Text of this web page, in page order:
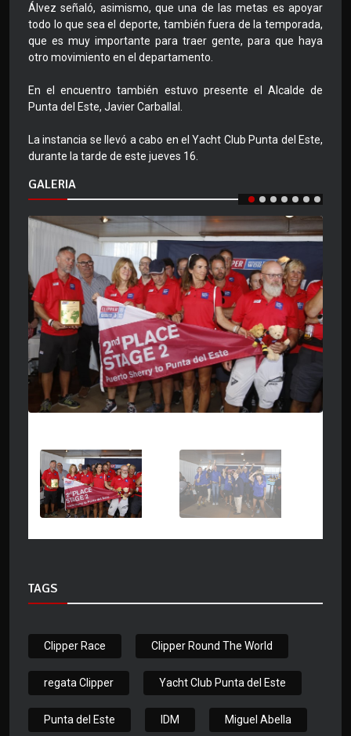
Álvez señaló, asimismo, que una de las metas es apoyar
todo lo que sea el deporte, también fuera de la temporada,
que es muy importante para traer gente, para que haya
otro movimiento en el departamento.
En el encuentro también estuvo presente el Alcalde de
Punta del Este, Javier Carballal.
La instancia se llevó a cabo en el Yacht Club Punta del Este,
durante la tarde de este jueves 16.
GALERIA
TAGS
Clipper Race Clipper Round The World
regata Clipper Yacht Club Punta del Este
Punta del Este IDM Miguel Abella